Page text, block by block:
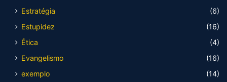
Estratégia
(6)
Estupidez
(16)
Ética
(4)
Evangelismo
(16)
exemplo
(14)